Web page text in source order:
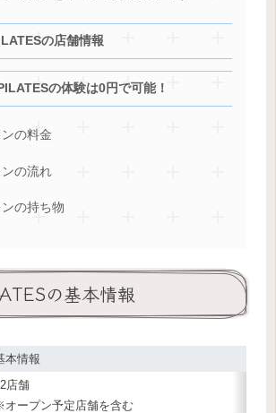
の店舗情報
の体験は0円で可能！
の料金
の流れ
の持ち物
の基本情報
本情報
店舗
オープン予定店舗を含む